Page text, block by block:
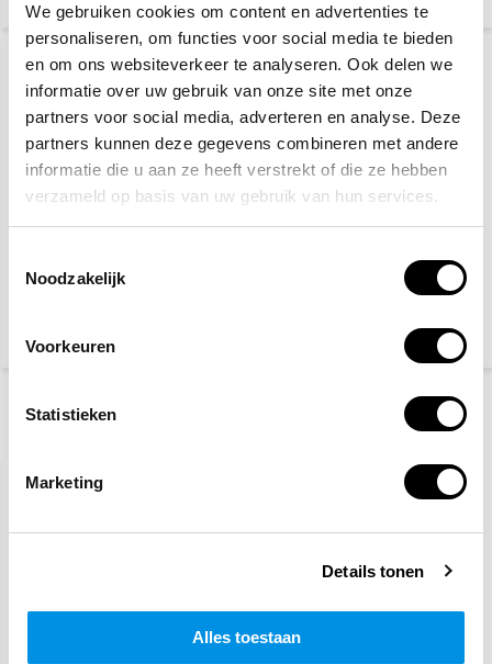
We gebruiken cookies om content en advertenties te
personaliseren, om functies voor social media te bieden
en om ons websiteverkeer te analyseren. Ook delen we
informatie over uw gebruik van onze site met onze
partners voor social media, adverteren en analyse. Deze
partners kunnen deze gegevens combineren met andere
informatie die u aan ze heeft verstrekt of die ze hebben
verzameld op basis van uw gebruik van hun services.
Noodzakelijk
Voorkeuren
Statistieken
Marketing
Details tonen
Alles toestaan
(11,12 Incl. btw)